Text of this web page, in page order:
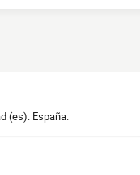
(es): España.